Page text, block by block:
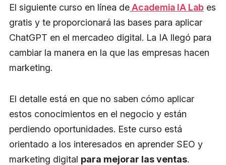
El siguiente curso en línea deAcademia IA Lab es
gratis y te proporcionará las bases para aplicar
ChatGPT en el mercadeo digital. La IA llegó para
cambiar la manera en la que las empresas hacen
marketing.
El detalle está en que no saben cómo aplicar
estos conocimientos en el negocio y están
perdiendo oportunidades. Este curso está
orientado a los interesados en aprender SEO y
marketing digital para mejorar las ventas.